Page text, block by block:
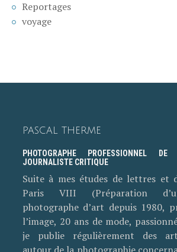
Reportages
voyage
PASCAL THERME
PHOTOGRAPHE PROFESSIONNEL
JOURNALISTE CRITIQUE
Suite à mes études de lettres et
Paris VIII (Préparation
photographe d’art depuis 1980,
l’image, 20 ans de mode,
je publie régulièrement des